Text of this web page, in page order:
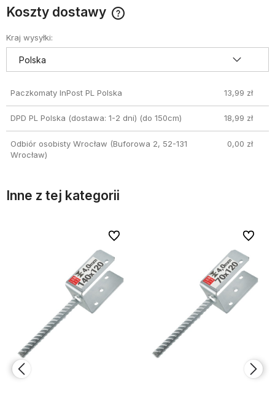
Koszty dostawy
Kraj wysyłki:
Paczkomaty InPost PL Polska 13,99 zł
DPD PL Polska (dostawa: 1-2 dni) (do 150cm) 18,99 zł
Odbiór osobisty Wrocław (Buforowa 2, 52-131
Wrocław)
0,00 zł
Inne z tej kategorii
Do ulubionych
Do ulubionych Do
Do